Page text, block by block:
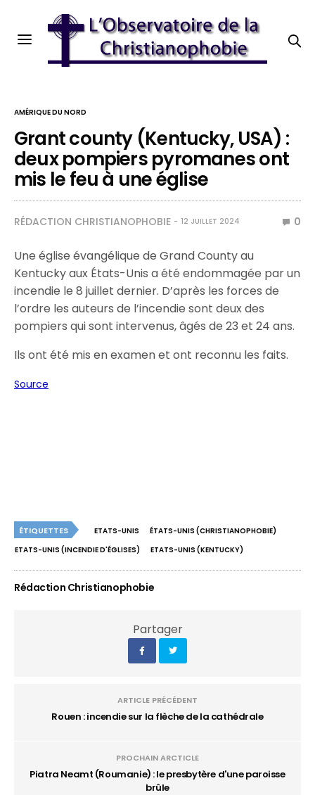
AMÉRIQUE DU NORD
Grant county (Kentucky, USA) :
deux pompiers pyromanes ont
mis le feu à une église
RÉDACTION CHRISTIANOPHOBIE 12 JUILLET 2024 0
Une église évangélique de Grand County au
Kentucky aux États-Unis a été endommagée par un
incendie le 8 juillet dernier. D’après les forces de
l’ordre les auteurs de l’incendie sont deux des
pompiers qui sont intervenus, âgés de 23 et 24 ans.
Ils ont été mis en examen et ont reconnu les faits.
Source
ÉTIQUETTES ETATS-UNIS
ÉTATS-UNIS (CHRISTIANOPHOBIE)
ETATS-UNIS (INCENDIE D'ÉGLISES)
ETATS-UNIS (KENTUCKY)
Rédaction Christianophobie
Partager
ARTICLE PRÉCÉDENT
Rouen : incendie sur la flèche de la cathédrale
PROCHAIN ARCTICLE
Piatra Neamt (Roumanie) : le presbytère d'une paroisse
brûle